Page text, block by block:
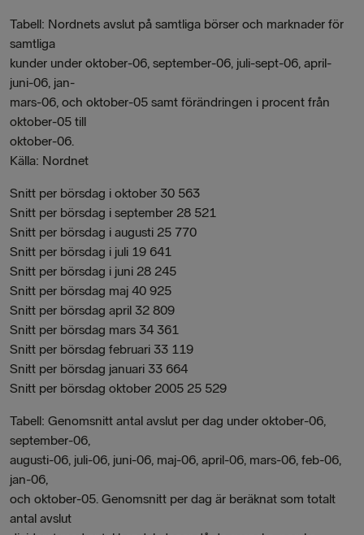
Tabell: Nordnets avslut på samtliga börser och marknader för
samtliga
kunder under oktober-06, september-06, juli-sept-06, april-
juni-06, jan-
mars-06, och oktober-05 samt förändringen i procent från
oktober-05 till
oktober-06.
Källa: Nordnet
Snitt per börsdag i oktober 30 563
Snitt per börsdag i september 28 521
Snitt per börsdag i augusti 25 770
Snitt per börsdag i juli 19 641
Snitt per börsdag i juni 28 245
Snitt per börsdag maj 40 925
Snitt per börsdag april 32 809
Snitt per börsdag mars 34 361
Snitt per börsdag februari 33 119
Snitt per börsdag januari 33 664
Snitt per börsdag oktober 2005 25 529
Tabell: Genomsnitt antal avslut per dag under oktober-06,
september-06,
augusti-06, juli-06, juni-06, maj-06, april-06, mars-06, feb-06,
jan-06,
och oktober-05. Genomsnitt per dag är beräknat som totalt
antal avslut